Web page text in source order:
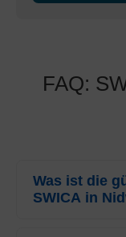
FAQ:
Was ist die
SWICA in